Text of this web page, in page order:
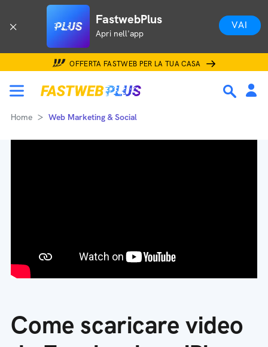
FastwebPlus
Apri nell'app
VAI
OFFERTA FASTWEB PER LA TUA CASA
Home Web Marketing & Social
Come scaricare video